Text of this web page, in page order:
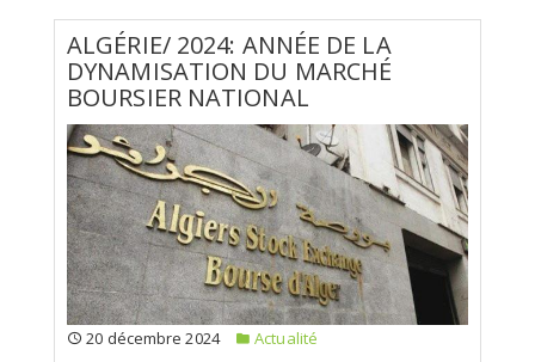
ALGÉRIE/ 2024: ANNÉE DE LA
DYNAMISATION DU MARCHÉ
BOURSIER NATIONAL
20 décembre 2024
Actualité